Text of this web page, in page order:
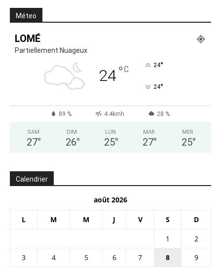
Méteo
LOMÉ
Partiellement Nuageux
24°C 24°
24°
89 % 4.4kmh 28 %
SAM
27°
DIM
26°
LUN
25°
MAR
27°
MER
25°
Calendrier
août 2026
L M M J V S D
1
2
3
4 5 6 7 8
9